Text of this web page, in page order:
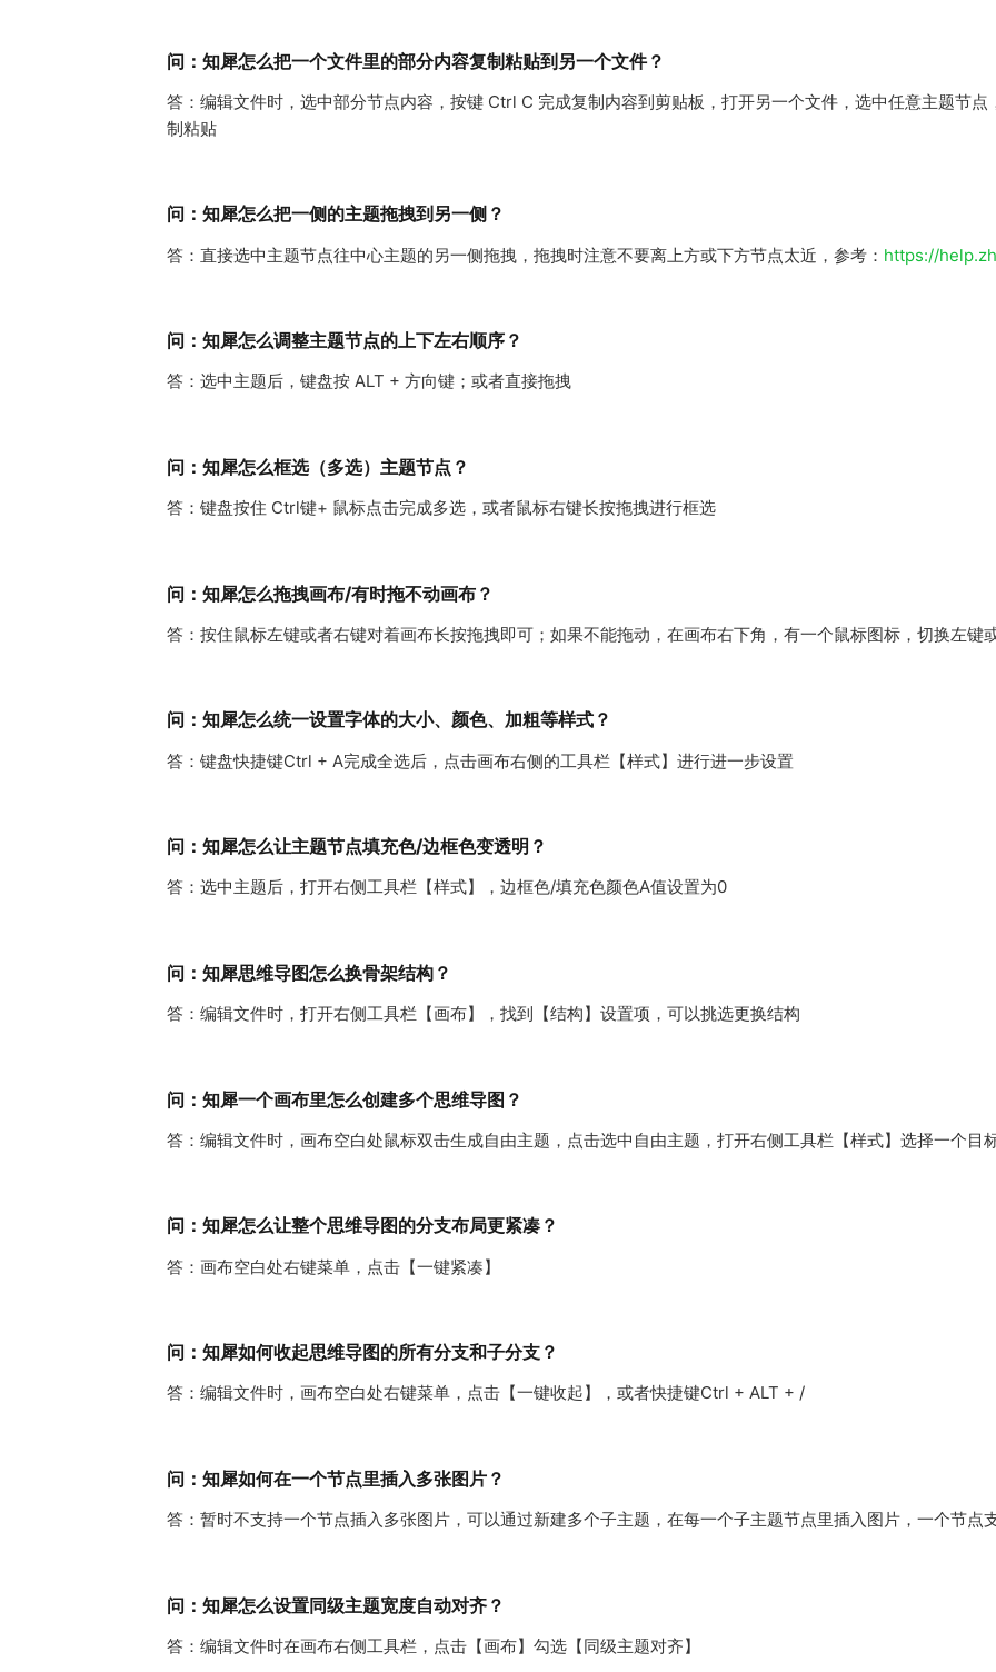
问：知犀怎么把一个文件里的部分内容复制粘贴到另一个文件？
答：编辑文件时，选中部分节点内容，按键 Ctrl C 完成复制内容到剪贴板，打开另一个文件，选中任意主题节
制粘贴
问：知犀怎么把一侧的主题拖拽到另一侧？
答：直接选中主题节点往中心主题的另一侧拖拽，拖拽时注意不要离上方或下方节点太近，参考： https://
问：知犀怎么调整主题节点的上下左右顺序？
答：选中主题后，键盘按 ALT + 方向键；或者直接拖拽
问：知犀怎么框选（多选）主题节点？
答：键盘按住 Ctrl键+ 鼠标点击完成多选，或者鼠标右键长按拖拽进行框选
问：知犀怎么拖拽画布/有时拖不动画布？
答：按住鼠标左键或者右键对着画布长按拖拽即可；如果不能拖动，在画布右下角，有一个鼠标图标，切换左键
问：知犀怎么统一设置字体的大小、颜色、加粗等样式？
答：键盘快捷键Ctrl + A完成全选后，点击画布右侧的工具栏【样式】进行进一步设置
问：知犀怎么让主题节点填充色/边框色变透明？
答：选中主题后，打开右侧工具栏【样式】，边框色/填充色颜色A值设置为0
问：知犀思维导图怎么换骨架结构？
答：编辑文件时，打开右侧工具栏【画布】，找到【结构】设置项，可以挑选更换结构
问：知犀一个画布里怎么创建多个思维导图？
答：编辑文件时，画布空白处鼠标双击生成自由主题，点击选中自由主题，打开右侧工具栏【样式】选择一个目
问：知犀怎么让整个思维导图的分支布局更紧凑？
答：画布空白处右键菜单，点击【一键紧凑】
问：知犀如何收起思维导图的所有分支和子分支？
答：编辑文件时，画布空白处右键菜单，点击【一键收起】，或者快捷键Ctrl + ALT + /
问：知犀如何在一个节点里插入多张图片？
答：暂时不支持一个节点插入多张图片，可以通过新建多个子主题，在每一个子主题节点里插入图片，一个节点
问：知犀怎么设置同级主题宽度自动对齐？
答：编辑文件时在画布右侧工具栏，点击【画布】勾选【同级主题对齐】